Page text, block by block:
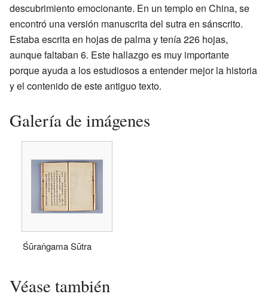
descubrimiento emocionante. En un templo en China, se
encontró una versión manuscrita del sutra en sánscrito.
Estaba escrita en hojas de palma y tenía 226 hojas,
aunque faltaban 6. Este hallazgo es muy importante
porque ayuda a los estudiosos a entender mejor la historia
y el contenido de este antiguo texto.
Galería de imágenes
Śūraṅgama Sūtra
Véase también